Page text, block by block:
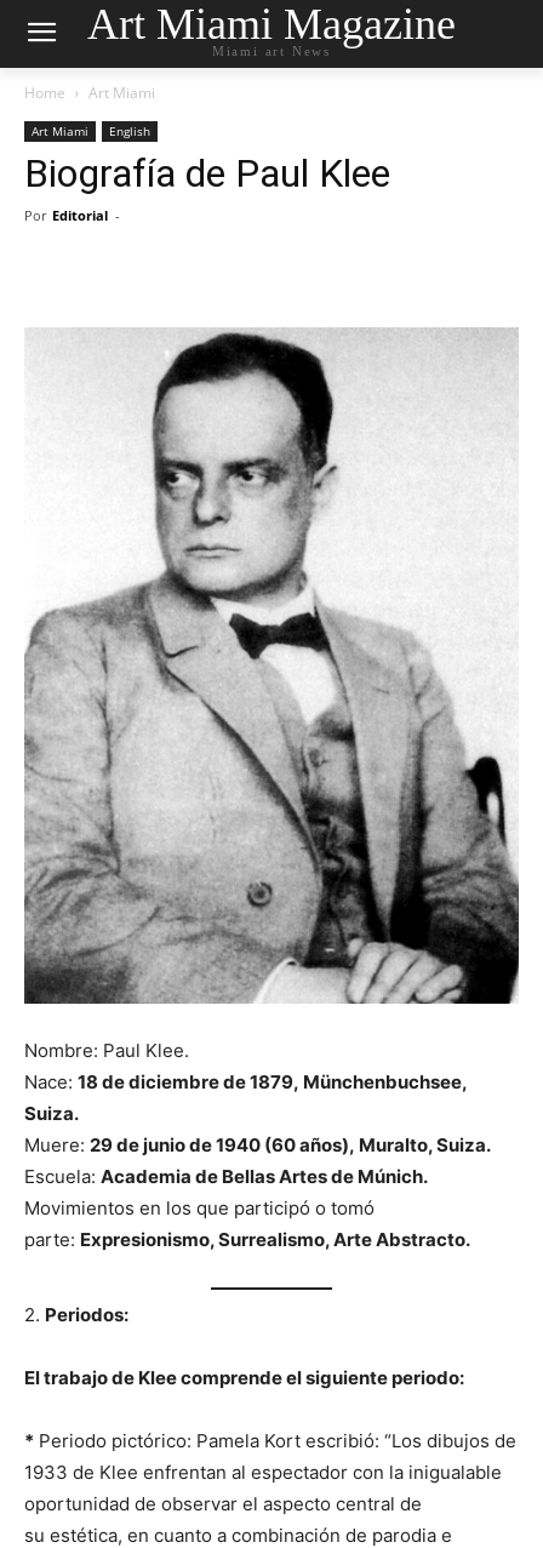
Art Miami Magazine
Miami art News
Home Art Miami
Art Miami English
Biografía de Paul Klee
Por Editorial -
Nombre: Paul Klee.
Nace: 18 de diciembre de 1879, Münchenbuchsee,
Suiza.
Muere: 29 de junio de 1940 (60 años), Muralto, Suiza.
Escuela: Academia de Bellas Artes de Múnich.
Movimientos en los que participó o tomó
parte: Expresionismo, Surrealismo, Arte Abstracto.
2. Periodos:
El trabajo de Klee comprende el siguiente periodo:
* Periodo pictórico: Pamela Kort escribió: “Los dibujos de
1933 de Klee enfrentan al espectador con la inigualable
oportunidad de observar el aspecto central de
su estética, en cuanto a combinación de parodia e